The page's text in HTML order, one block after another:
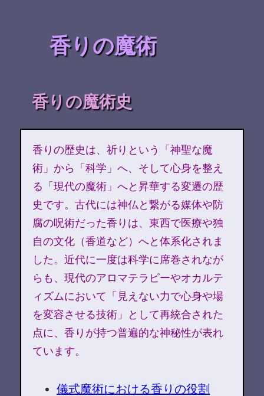
香りの魔術
香りの魔術史
香りの歴史は、祈りという「神聖な魔
術」から「科学」へ、そして心身を整え
る「現代の魔術」へと昇華する変遷の歴
史です。古代には神仏と繋がる媒体や防
腐の呪術だった香りは、東西で医療や独
自の文化（香道など）へと体系化されま
した。近代に一度は科学に席巻されなが
らも、現代のアロマテラピーやオカルテ
ィズムにおいて「見えない力で心身や場
を変容させる技術」として再統合された
点に、香りが持つ普遍的な神秘性が表れ
ています。
儀式魔術における香りの役割